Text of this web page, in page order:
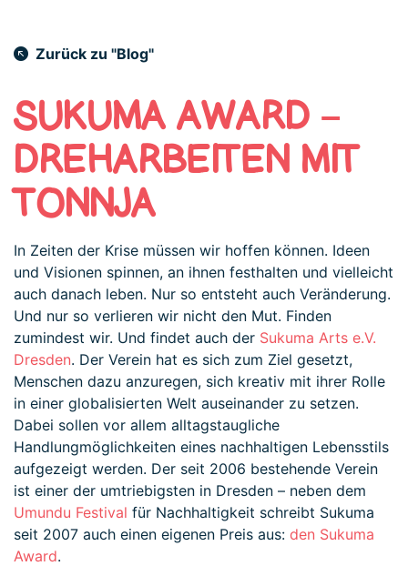
Zurück zu "Blog"
SUKUMA AWARD –
DREHARBEITEN MIT
TONNJA
In Zeiten der Krise müssen wir hoffen können. Ideen
und Visionen spinnen, an ihnen festhalten und vielleicht
auch danach leben. Nur so entsteht auch Veränderung.
Und nur so verlieren wir nicht den Mut. Finden
zumindest wir. Und findet auch der Sukuma Arts e.V.
Dresden. Der Verein hat es sich zum Ziel gesetzt,
Menschen dazu anzuregen, sich kreativ mit ihrer Rolle
in einer globalisierten Welt auseinander zu setzen.
Dabei sollen vor allem alltagstaugliche
Handlungmöglichkeiten eines nachhaltigen Lebensstils
aufgezeigt werden. Der seit 2006 bestehende Verein
ist einer der umtriebigsten in Dresden – neben dem
Umundu Festival für Nachhaltigkeit schreibt Sukuma
seit 2007 auch einen eigenen Preis aus: den Sukuma
Award.